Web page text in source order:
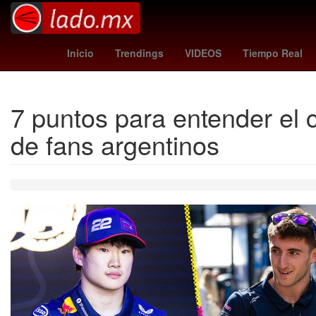
Inicio Trendings VIDEOS Tiempo Real
tormenta tropical lorenzo trayectoria Pago ley de
7 puntos para entender el
de fans argentinos